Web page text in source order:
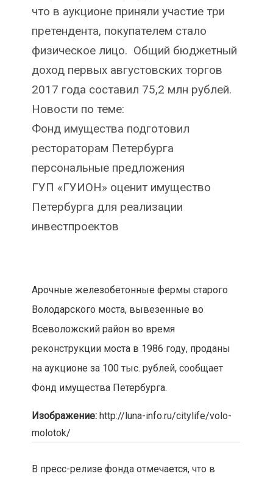
что в аукционе приняли участие три
претендента, покупателем стало
физическое лицо. Общий бюджетный
доход первых августовских торгов
2017 года составил 75,2 млн рублей.
Новости по теме:
Фонд имущества подготовил
рестораторам Петербурга
персональные предложения
ГУП «ГУИОН» оценит имущество
Петербурга для реализации
инвестпроектов
Арочные железобетонные фермы старого
Володарского моста, вывезенные во
Всеволожский район во время
реконструкции моста в 1986 году, проданы
на аукционе за 100 тыс. рублей, сообщает
Фонд имущества Петербурга.
Изображение: http://luna-info.ru/citylife/volo-
molotok/
В пресс-релизе фонда отмечается, что в